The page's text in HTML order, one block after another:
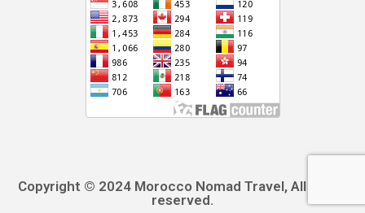
Copyright © 2024 Morocco Nomad Travel, All rights
reserved.